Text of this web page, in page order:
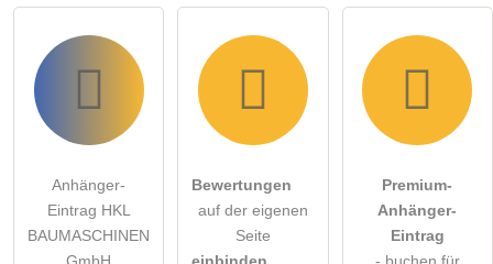
Anhänger-
Eintrag HKL
BAUMASCHINEN
Bewertungen
auf der eigenen
Seite
Premium-
Anhänger-
Eintrag